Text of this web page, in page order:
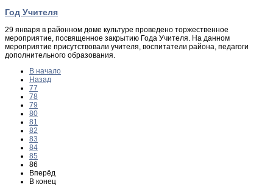
Год Учителя
29 января в районном доме культуре проведено торжественное
мероприятие, посвященное закрытию Года Учителя. На данном
мероприятие присутствовали учителя, воспитатели района, педагоги
дополнительного образования.
В начало
Назад
77
78
79
80
81
82
83
84
85
86
Вперёд
В конец